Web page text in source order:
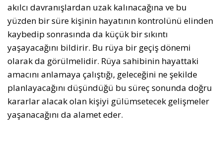
akılcı davranışlardan uzak kalınacağına ve bu
yüzden bir süre kişinin hayatının kontrolünü elinden
kaybedip sonrasında da küçük bir sıkıntı
yaşayacağını bildirir. Bu rüya bir geçiş dönemi
olarak da görülmelidir. Rüya sahibinin hayattaki
amacını anlamaya çalıştığı, geleceğini ne şekilde
planlayacağını düşündüğü bu süreç sonunda doğru
kararlar alacak olan kişiyi gülümsetecek gelişmeler
yaşanacağını da alamet eder.